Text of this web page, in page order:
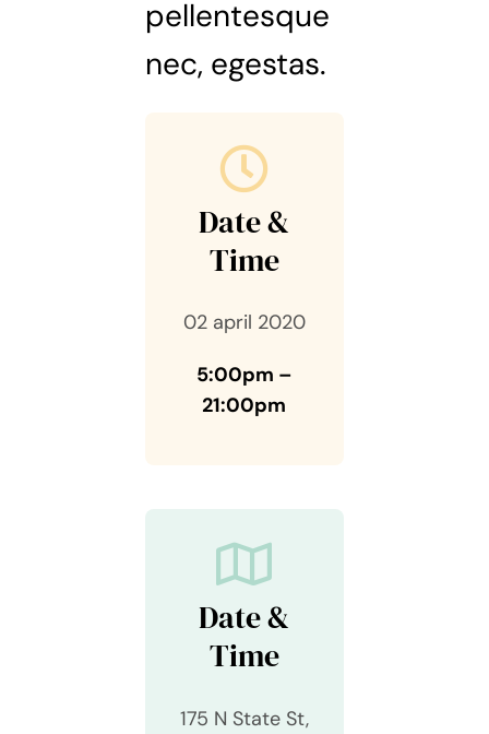
pellentesque
nec, egestas.
Date &
Time
02 april 2020
5:00pm –
21:00pm
Date &
Time
175 N State St,